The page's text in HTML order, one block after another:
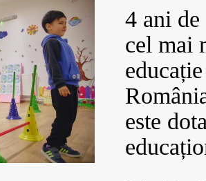
4 ani de
cel mai
este